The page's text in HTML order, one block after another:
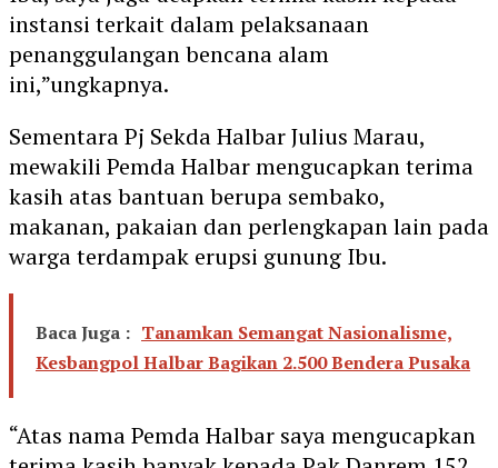
instansi terkait dalam pelaksanaan
penanggulangan bencana alam
ini,”ungkapnya.
Sementara Pj Sekda Halbar Julius Marau,
mewakili Pemda Halbar mengucapkan terima
kasih atas bantuan berupa sembako,
makanan, pakaian dan perlengkapan lain pada
warga terdampak erupsi gunung Ibu.
Baca Juga : Tanamkan Semangat Nasionalisme,
Kesbangpol Halbar Bagikan 2.500 Bendera Pusaka
“Atas nama Pemda Halbar saya mengucapkan